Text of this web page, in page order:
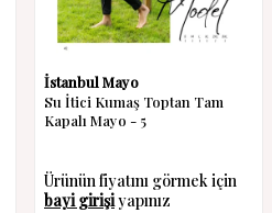
İstanbul Mayo
Su İtici Kumaş Toptan Tam
Kapalı Mayo - 5
Ürünün fiyatını görmek için
bayi girişiyapınız